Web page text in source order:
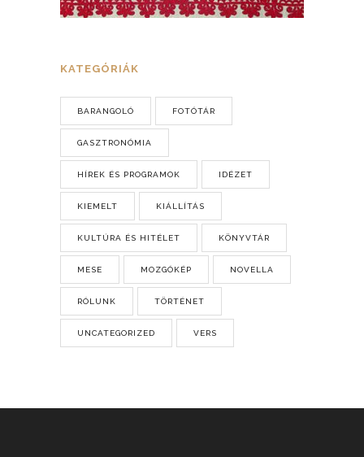
KATEGÓRIÁK
BARANGOLÓ FOTÓTÁR
GASZTRONÓMIA
HÍREK ÉS PROGRAMOK IDÉZET
KIEMELT KIÁLLÍTÁS
KULTÚRA ÉS HITÉLET KÖNYVTÁR
MESE MOZGÓKÉP NOVELLA
RÓLUNK TÖRTÉNET
UNCATEGORIZED VERS